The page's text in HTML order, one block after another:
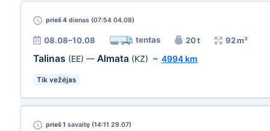
prieš 4 dienas (07:54 04.08)
08.08–10.08 tentas 20 t 92 m³
Talinas (EE) — Almata (KZ) ~ 4994 km
Tik vežėjas
prieš 1 savaitę (14:11 29.07)